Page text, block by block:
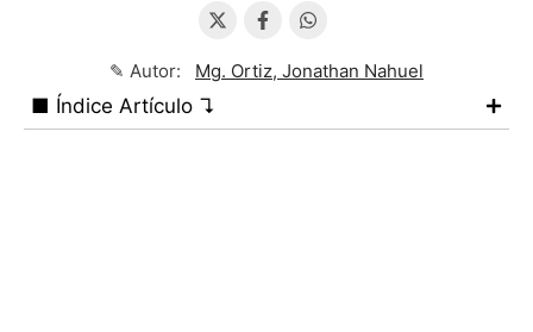
✎ Autor: Mg. Ortiz, Jonathan Nahuel
■ Índice Artículo ↴